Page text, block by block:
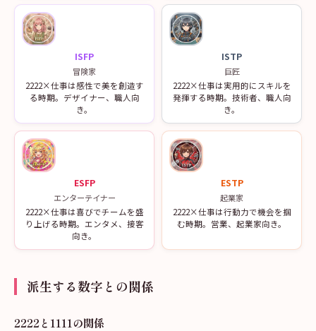
ISFP
冒険家
2222×仕事は感性で美を創造す
る時期。デザイナー、職人向
き。
ISTP
巨匠
2222×仕事は実用的にスキルを
発揮する時期。技術者、職人向
き。
ESFP
エンターテイナー
2222×仕事は喜びでチームを盛
り上げる時期。エンタメ、接客
向き。
ESTP
起業家
2222×仕事は行動力で機会を掴
む時期。営業、起業家向き。
派生する数字との関係
2222と1111の関係